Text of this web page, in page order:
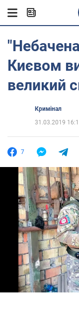
Києвом
великий
Кримінал
31.03.2019
7